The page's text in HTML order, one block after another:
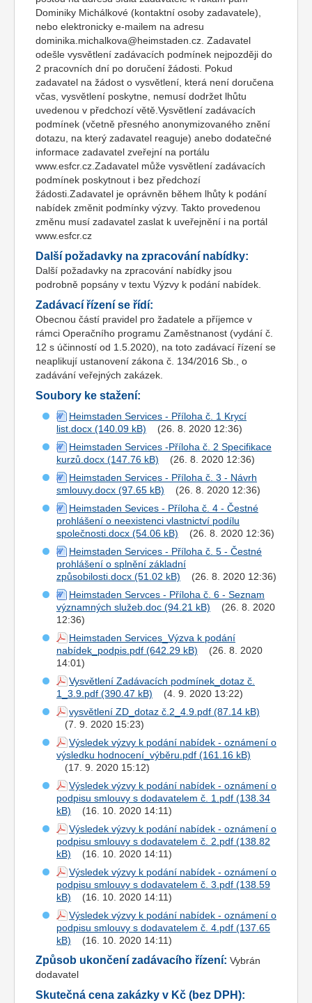
Dominiky Michálkové (kontaktní osoby zadavatele),
nebo elektronicky e-mailem na adresu
dominika.michalkova@heimstaden.cz. Zadavatel
odešle vysvětlení zadávacích podmínek nejpozději do
2 pracovních dní po doručení žádosti. Pokud
zadavatel na žádost o vysvětlení, která není doručena
včas, vysvětlení poskytne, nemusí dodržet lhůtu
uvedenou v předchozí větě.Vysvětlení zadávacích
podmínek (včetně přesného anonymizovaného znění
dotazu, na který zadavatel reaguje) anebo dodatečné
informace zadavatel zveřejní na portálu
www.esfcr.cz.Zadavatel může vysvětlení zadávacích
podmínek poskytnout i bez předchozí
žádosti.Zadavatel je oprávněn během lhůty k podání
nabídek změnit podmínky výzvy. Takto provedenou
změnu musí zadavatel zaslat k uveřejnění i na portál
www.esfcr.cz
Další požadavky na zpracování nabídky:
Další požadavky na zpracování nabídky jsou
podrobně popsány v textu Výzvy k podání nabídek.
Zadávací řízení se řídí:
Obecnou částí pravidel pro žadatele a příjemce v
rámci Operačního programu Zaměstnanost (vydání č.
12 s účinností od 1.5.2020), na toto zadávací řízení se
neaplikují ustanovení zákona č. 134/2016 Sb., o
zadávání veřejných zakázek.
Soubory ke stažení:
Heimstaden Services - Příloha č. 1 Krycí
list.docx
(26. 8. 2020 12:36)
Heimstaden Services -Příloha č. 2 Specifikace
kurzů.docx
(26. 8. 2020 12:36)
Heimstaden Services - Příloha č. 3 - Návrh
smlouvy.docx
(26. 8. 2020 12:36)
Heimstaden Sevices - Příloha č. 4 - Čestné
prohlášení o neexistenci vlastnictví podílu
společnosti.docx
(26. 8. 2020 12:36)
Heimstaden Services - Příloha č. 5 - Čestné
prohlášení o splnění základní
způsobilosti.docx
(26. 8. 2020 12:36)
Heimstaden Servces - Příloha č. 6 - Seznam
významných služeb.doc
(26. 8. 2020
12:36)
Heimstaden Services_Výzva k podání
nabídek_podpis.pdf
(26. 8. 2020
14:01)
Vysvětlení Zadávacích podmínek_dotaz č.
1_3.9.pdf
(4. 9. 2020 13:22)
vysvětlení ZD_dotaz č.2_4.9.pdf
(7. 9. 2020 15:23)
Výsledek výzvy k podání nabídek - oznámení o
výsledku hodnocení_výběru.pdf
(17. 9. 2020 15:12)
Výsledek výzvy k podání nabídek - oznámení o
podpisu smlouvy s dodavatelem č. 1.pdf
(16. 10. 2020 14:11)
Výsledek výzvy k podání nabídek - oznámení o
podpisu smlouvy s dodavatelem č. 2.pdf
(16. 10. 2020 14:11)
Výsledek výzvy k podání nabídek - oznámení o
podpisu smlouvy s dodavatelem č. 3.pdf
(16. 10. 2020 14:11)
Výsledek výzvy k podání nabídek - oznámení o
podpisu smlouvy s dodavatelem č. 4.pdf
(16. 10. 2020 14:11)
Způsob ukončení zadávacího řízení: Vybrán
dodavatel
Skutečná cena zakázky v Kč (bez DPH):